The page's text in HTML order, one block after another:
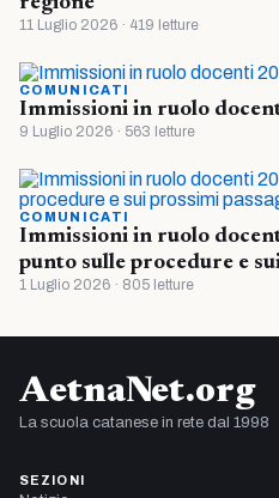
11 Luglio 2026 · 419 letture
COMUNICATI
Immissioni in ruolo
9 Luglio 2026 · 563 letture
COMUNICATI
Immissioni in ruolo
punto sulle procedure e
1 Luglio 2026 · 805 letture
AetnaNet.org
La scuola catanese in rete dal 1998
SEZIONI